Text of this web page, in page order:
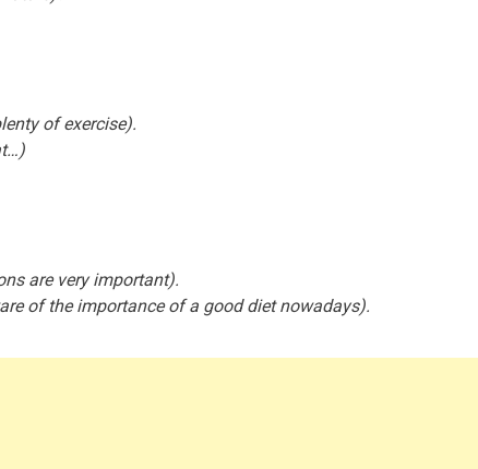
of exercise).
are very important).
of the importance of a good diet nowadays).